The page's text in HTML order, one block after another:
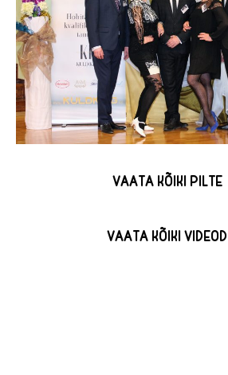
VAATA KÕIKI PILTE
VAATA KÕIKI VIDEOD